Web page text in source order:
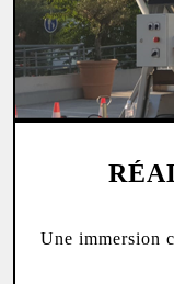
Une immersion